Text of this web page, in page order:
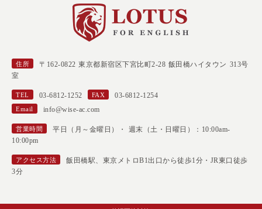
住所
〒162-0822 東京都新宿区下宮比町2-28 飯田橋ハイタウン 313号
室
TEL 03-6812-1252 FAX 03-6812-1254
Email info@wise-ac.com
営業時間
平日（月～金曜日）・ 週末（土・日曜日）：10:00am-
10:00pm
アクセス方法
飯田橋駅、東京メトロB1出口から徒歩1分・JR東口徒歩
3分